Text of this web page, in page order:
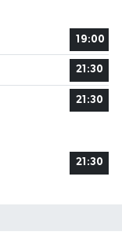
19:00
21:30
21:30
21:30